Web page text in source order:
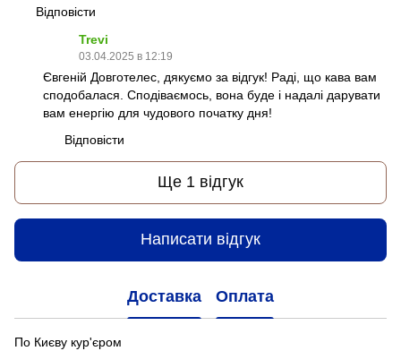
Відповісти
Trevi
03.04.2025 в 12:19
Євгеній Довготелес, дякуємо за відгук! Раді, що кава вам
сподобалася. Сподіваємось, вона буде і надалі дарувати
вам енергію для чудового початку дня!
Відповісти
Ще 1 відгук
Написати відгук
Доставка Оплата
По Києву кур'єром